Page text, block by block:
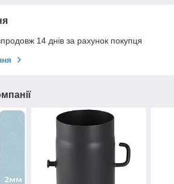
14 днів за рахунок покупця